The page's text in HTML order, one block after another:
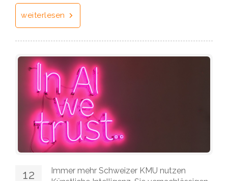
weiterlesen
12
Immer mehr Schweizer KMU nutzen